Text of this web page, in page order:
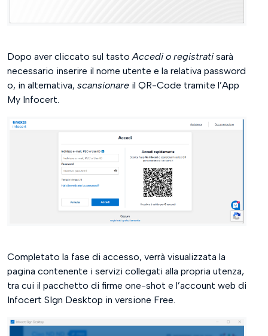
Dopo aver cliccato sul tastoAccedi o registrati sarà
necessario inserire il nome utente e la relativa password
o, in alternativa, scansionare il QR-Code tramite l’App
My Infocert.
Completato la fase di accesso, verrà visualizzata la
pagina contenente i servizi collegati alla propria utenza,
tra cui il pacchetto di firme one-shot e l’account web di
Infocert SIgn Desktop in versione Free.